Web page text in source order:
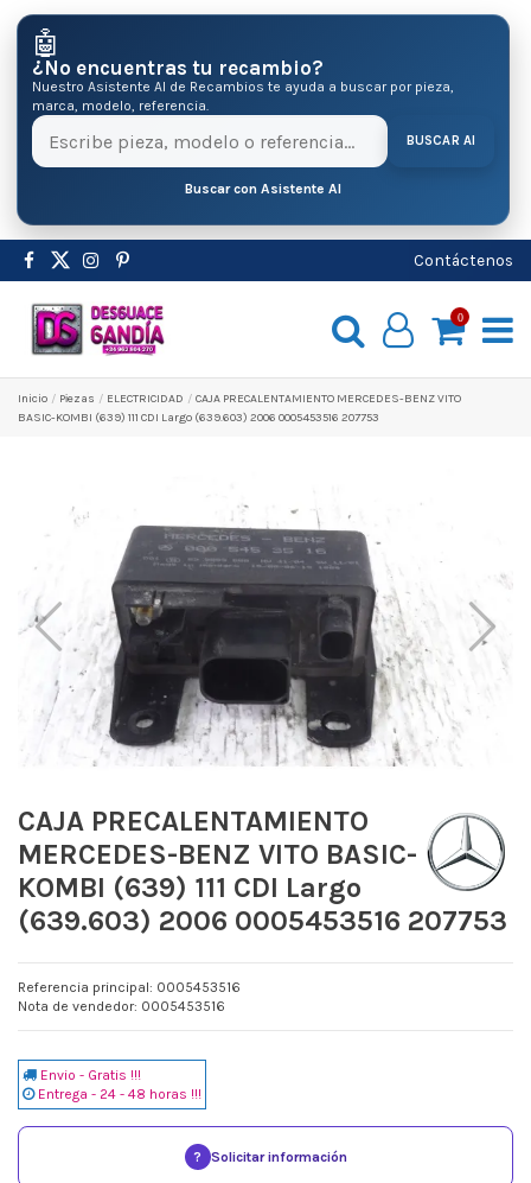
🤖
¿No encuentras tu recambio?
Nuestro Asistente AI de Recambios te ayuda a buscar por pieza,
marca, modelo, referencia.
BUSCAR AI
Buscar con Asistente AI
Contáctenos
0
Inicio Pіezas ELECTRICIDAD
CAJA PRECALENTAMIENTO MERCEDES-BENZ VITO
BASIC-KOMBI (639) 111 CDI Largo (639.603) 2006 0005453516 207753
CAJA PRECALENTAMIENTO
MERCEDES-BENZ VITO BASIC-
KOMBI (639) 111 CDI Largo
(639.603) 2006 0005453516 207753
Referencia principal: 0005453516
Nota de vendedor: 0005453516
Envio - Gratis !!!
Entrega - 24 - 48 horas !!!
? Solicitar información